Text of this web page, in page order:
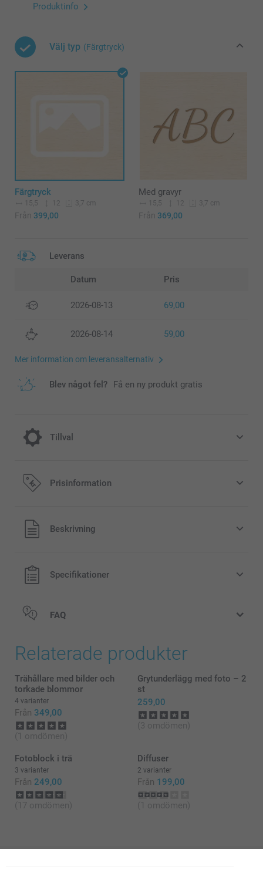
Produktinfo
Välj typ (Färgtryck)
Färgtryck
15,5 12 3,7 cm
Från 399,00
Med gravyr
15,5 12 3,7 cm
Från 369,00
Leverans
Datum Pris
2026-08-13 69,00
2026-08-14 59,00
Mer information om leveransalternativ
Blev något fel? Få en ny produkt gratis
Tillval
Torkade blommor
Prisinformation
Alla priser är i svenska kronor (SEK), inklusive moms och
exklusive porto.
Beskrivning
Specifikationer
FAQ
Relaterade produkter
Trähållare med bilder och
torkade blommor
4 varianter
Från 349,00
(1 omdömen)
Grytunderlägg med foto – 2
st
259,00
(3 omdömen)
Fotoblock i trä
3 varianter
Från 249,00
(17 omdömen)
Diffuser
2 varianter
Från 199,00
(1 omdömen)